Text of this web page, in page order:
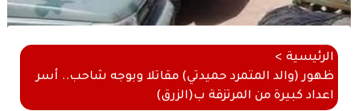
الرئيسية
ظهور (والد المتمرد حميدتي) مقاتلا وبوجه شاحب.. أسر
اعداد كبيرة من المرتزقة ب(الزرق)